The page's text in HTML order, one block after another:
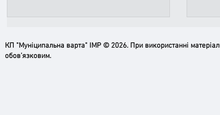
КП "Муніципальна варта" ІМР © 2026. При використанні
обов’язковим.